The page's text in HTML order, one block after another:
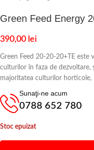
Green Feed Energy
390,00 lei
Green Feed 20-20-20+TE este
culturilor în faza de dezvoltare,
majoritatea culturilor
Sunaţi-ne acum
0788 652 780
Stoc epuizat